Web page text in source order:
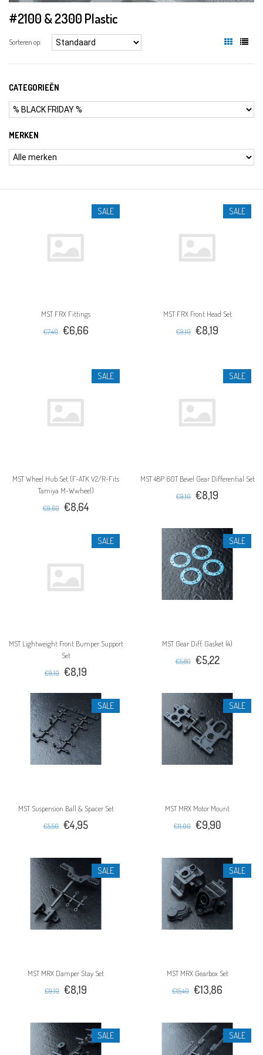
#2100 & 2300 Plastic
Sorteren op:
CATEGORIEËN
MERKEN
SALE
MST FRX Fittings
€7,40 €6,66
SALE
MST FRX Front Head Set
€9,10 €8,19
SALE
MST Wheel Hub Set (F-ATK V2/R-Fits
Tamiya M-Wwheel)
€9,60 €8,64
SALE
MST 48P 60T Bevel Gear Differential Set
€9,10 €8,19
SALE
MST Lightweight Front Bumper Support
Set
€9,10 €8,19
SALE
MST Gear Diff. Gasket (4)
€5,80 €5,22
SALE
MST Suspension Ball & Spacer Set
€5,50 €4,95
SALE
MST MRX Motor Mount
€11,00 €9,90
SALE
MST MRX Damper Stay Set
€9,10 €8,19
SALE
MST MRX Gearbox Set
€15,40 €13,86
SALE SALE